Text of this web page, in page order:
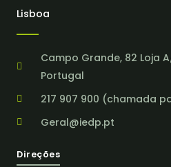
Lisboa
Campo Grande, 82 Loja
Portugal
217 907 900 (chamada
Geral@iedp.pt
Direções